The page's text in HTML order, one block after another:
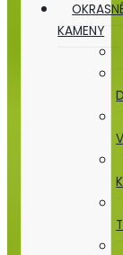
KAMENY